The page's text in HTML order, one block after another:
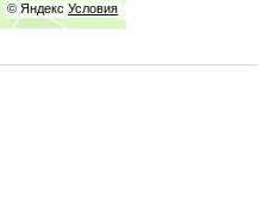
© Яндекс Условия